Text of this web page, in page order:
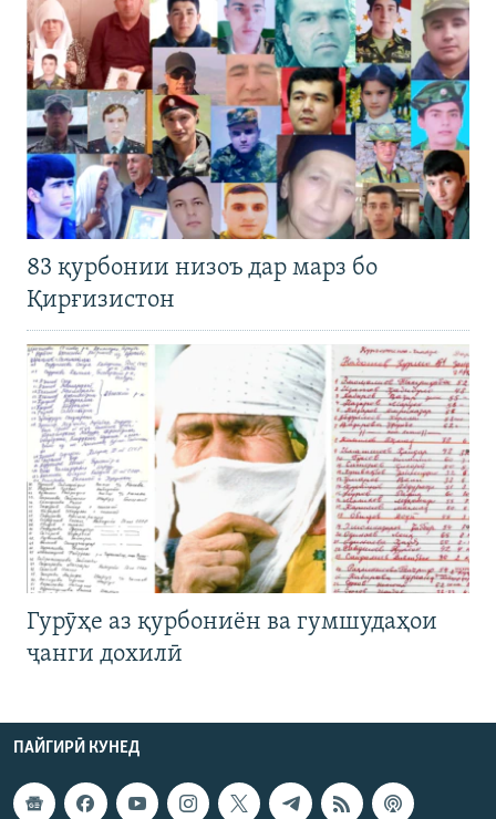
83 қурбонии низоъ дар марз бо
Қирғизистон
Гурӯҳе аз қурбониён ва гумшудаҳои
ҷанги дохилӣ
ПАЙГИРӢ КУНЕД